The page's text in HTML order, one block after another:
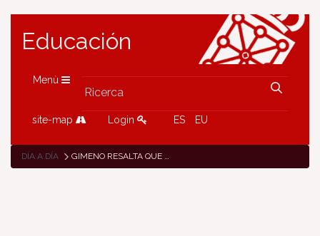
Educación
Menù
site-map Login ES EU
DÍA A DÍA GIMENO RESALTA QUE LA LOMLOE ES “LA PRIMERA LEY QUE INCLUYE LOS DERECHOS DE LAS PERSONAS CON DISCAPACIDAD COMO PRINCIPIO RECTOR DEL SISTEMA EDUCATIVO”